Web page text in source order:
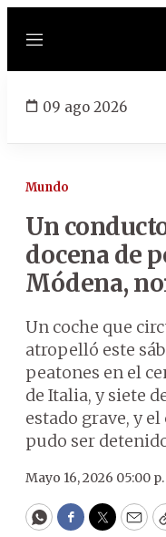
Menú
09 ago 2026
Mundo
Un
docena de
Módena,
Un coche que
atropelló este
peatones en el
de Italia, y siete
estado grave, y
pudo ser
Mayo 16, 2026 05:00
WhatsApp
Facebook
Twitter